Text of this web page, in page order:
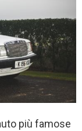
più famose